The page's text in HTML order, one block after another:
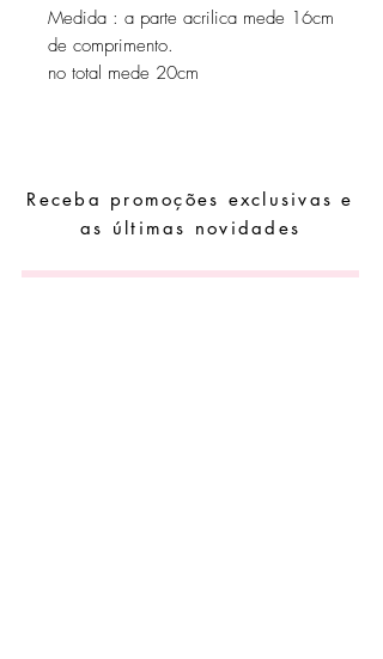
Medida : a parte acrilica mede 16cm
de comprimento.
no total mede 20cm
Receba promoções exclusivas e
as últimas novidades